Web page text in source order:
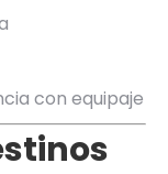
con equipaje